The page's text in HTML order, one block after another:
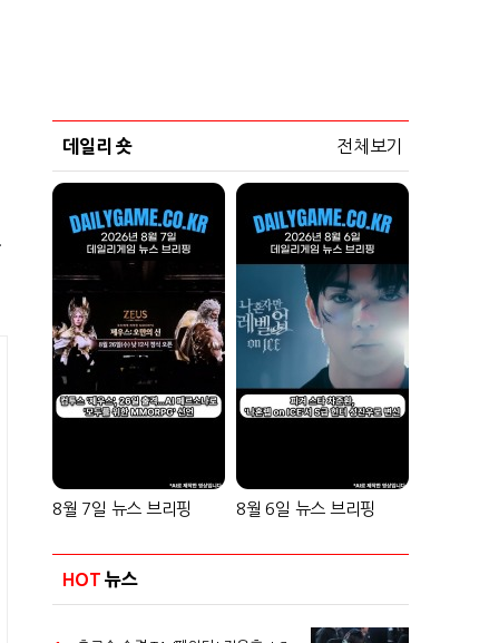
데일리 숏 전체보기
8월 7일 뉴스 브리핑 8월 6일 뉴스 브리핑
HOT 뉴스